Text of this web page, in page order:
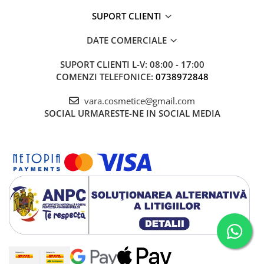
SUPORT CLIENTI
DATE COMERCIALE
SUPORT CLIENTI L-V: 08:00 - 17:00
COMENZI TELEFONICE: 0738972848
vara.cosmetice@gmail.com
SOCIAL URMARESTE-NE IN SOCIAL MEDIA